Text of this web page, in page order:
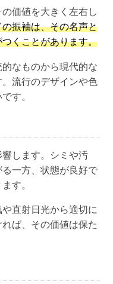
価値を大きく左右し
振袖は、その名声と
くことがあります。
なものから現代的な
流行のデザインや色
す。
します。シミや汚
一方、状態が良好で
す。
直射日光から適切に
ば、その価値は保た